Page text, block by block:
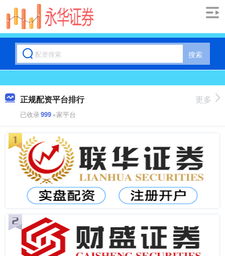
搜索
正规配资平台排行
已收录999+家平台
更多